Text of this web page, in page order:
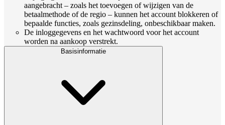
aangebracht – zoals het toevoegen of wijzigen van de
betaalmethode of de regio – kunnen het account blokkeren of
bepaalde functies, zoals gezinsdeling, onbeschikbaar maken.
De inloggegevens en het wachtwoord voor het account
worden na aankoop verstrekt.
Basisinformatie